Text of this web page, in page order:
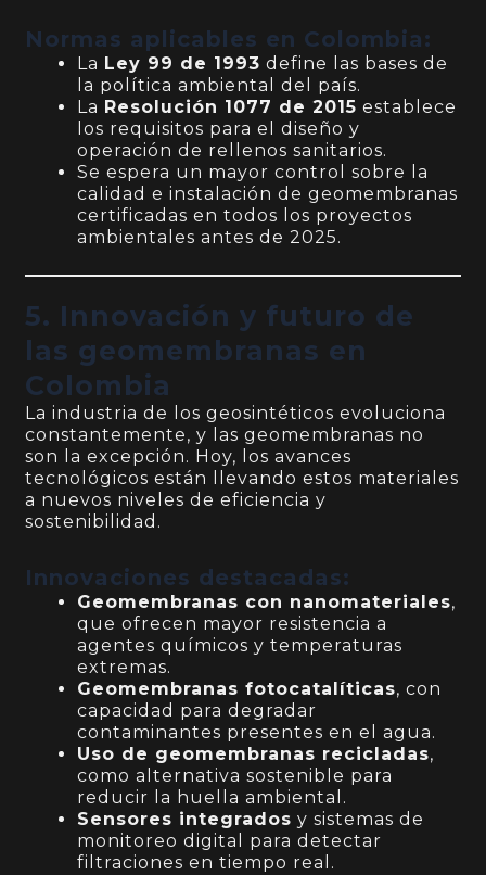
Normas aplicables en Colombia:
La Ley 99 de 1993 define las bases de
la política ambiental del país.
La Resolución 1077 de 2015 establece
los requisitos para el diseño y
operación de rellenos sanitarios.
Se espera un mayor control sobre la
calidad e instalación de geomembranas
certificadas en todos los proyectos
ambientales antes de 2025.
5. Innovación y futuro de
las geomembranas en
Colombia
La industria de los geosintéticos evoluciona
constantemente, y las geomembranas no
son la excepción. Hoy, los avances
tecnológicos están llevando estos materiales
a nuevos niveles de eficiencia y
sostenibilidad.
Innovaciones destacadas:
Geomembranas con nanomateriales,
que ofrecen mayor resistencia a
agentes químicos y temperaturas
extremas.
Geomembranas fotocatalíticas, con
capacidad para degradar
contaminantes presentes en el agua.
Uso de geomembranas recicladas,
como alternativa sostenible para
reducir la huella ambiental.
Sensores integrados y sistemas de
monitoreo digital para detectar
filtraciones en tiempo real.